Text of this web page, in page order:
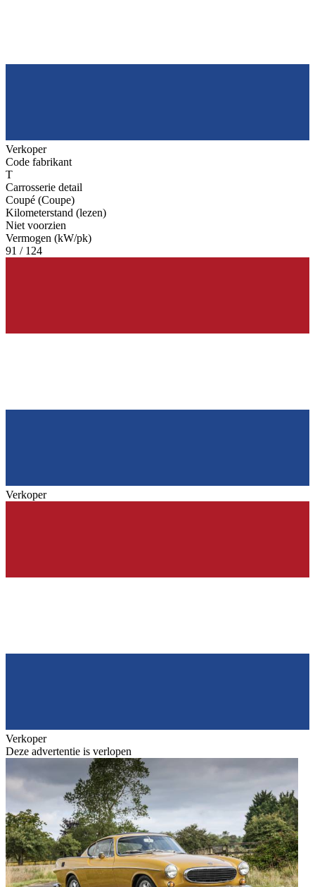
Verkoper
Code fabrikant
T
Carrosserie detail
Coupé (Coupe)
Kilometerstand (lezen)
Niet voorzien
Vermogen (kW/pk)
91 / 124
Verkoper
Verkoper
Deze advertentie is verlopen